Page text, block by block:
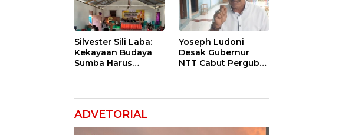
Mata Dioles Balsem
hingga Direndam
Air Es
Silvester Sili Laba:
Kekayaan Budaya
Sumba Harus
Yoseph Ludoni
Desak Gubernur
NTT Cabut Pergub
ADVETORIAL